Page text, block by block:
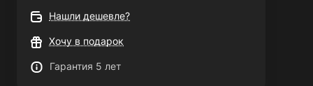
Нашли дешевле?
Хочу в подарок
Гарантия 5 лет